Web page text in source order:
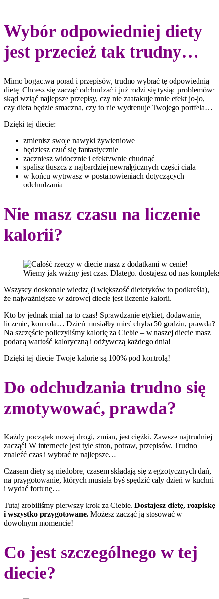
Wybór odpowiedniej diety
jest przecież tak trudny…
Mimo bogactwa porad i przepisów, trudno wybrać tę odpowiednią
dietę. Chcesz się zacząć odchudzać i już rodzi się tysiąc problemów:
skąd wziąć najlepsze przepisy, czy nie zaatakuje mnie efekt jo-jo,
czy dieta będzie smaczna, czy to nie wydrenuje Twojego portfela…
Dzięki tej diecie:
zmienisz swoje nawyki żywieniowe
będziesz czuć się fantastycznie
zaczniesz widocznie i efektywnie chudnąć
spalisz tłuszcz z najbardziej newralgicznych części ciała
w końcu wytrwasz w postanowieniach dotyczących
odchudzania
Nie masz czasu na liczenie
kalorii?
Wiemy jak ważny jest czas. Dlatego, dostajesz od nas
Wszyscy doskonale wiedzą (i większość dietetyków to podkreśla),
że najważniejsze w zdrowej diecie jest liczenie kalorii.
Kto by jednak miał na to czas! Sprawdzanie etykiet, dodawanie,
liczenie, kontrola… Dzień musiałby mieć chyba 50 godzin, prawda?
Na szczęście policzyliśmy kalorię za Ciebie – w naszej diecie masz
podaną wartość kaloryczną i odżywczą każdego dnia!
Dzięki tej diecie Twoje kalorie są 100% pod kontrolą!
Do odchudzania trudno się
zmotywować, prawda?
Każdy początek nowej drogi, zmian, jest ciężki. Zawsze najtrudniej
zacząć! W internecie jest tyle stron, potraw, przepisów. Trudno
znaleźć czas i wybrać te najlepsze…
Czasem diety są niedobre, czasem składają się z egzotycznych dań,
na przygotowanie, których musiała byś spędzić cały dzień w kuchni
i wydać fortunę…
Tutaj zrobiliśmy pierwszy krok za Ciebie. Dostajesz dietę, rozpiskę
i wszystko przygotowane. Możesz zacząć ją stosować w
dowolnym momencie!
Co jest szczególnego w tej
diecie?